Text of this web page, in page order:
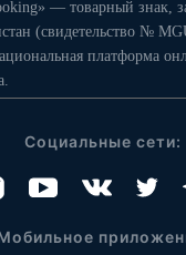
— товарный знак,
(свидетельство №
платформа
Социальные сети: